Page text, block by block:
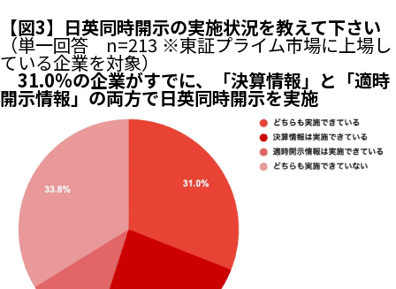
【図3】日英同時開示の実施状況を教えて下さい
（単一回答 n=213 ※東証プライム市場に上場し
ている企業を対象）
31.0%の企業がすでに、「決算情報」と「適時
開示情報」の両方で日英同時開示を実施